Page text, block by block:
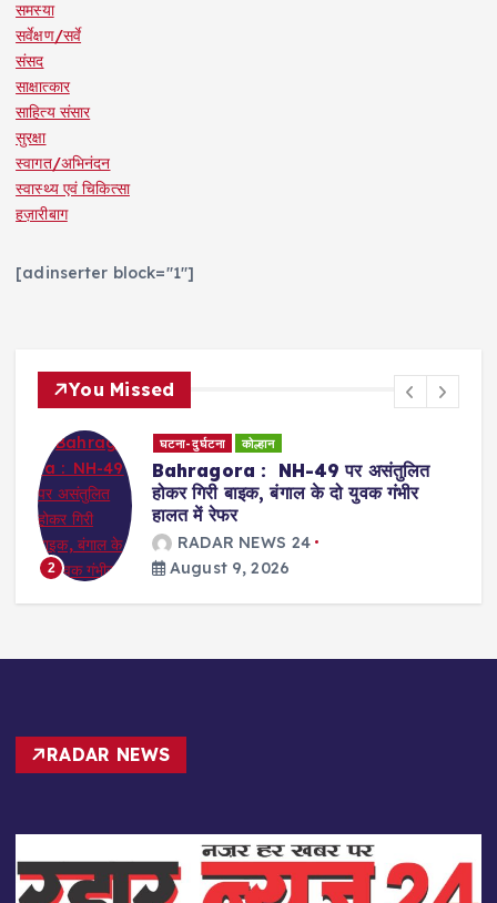
समस्या
सर्वेक्षण/सर्वे
संसद
साक्षात्कार
साहित्य संसार
सुरक्षा
स्वागत/अभिनंदन
स्वास्थ्य एवं चिकित्सा
हज़ारीबाग
[adinserter block="1"]
You Missed
गंभीर
धर्म समाज
Jamshedpur : शंखनाद, डमरू व
की ध्वनि की गूँज के साथ 1000
RADAR NEWS 24
August 9, 2026
RADAR NEWS